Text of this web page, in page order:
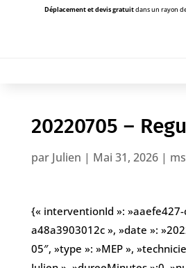
Déplacement et devis gratuitdans un rayon
20220705 –
par Julien | Mai 31, 2026|
{« interventionId »:
a48a3903012c », »date »:
05″, »type »: »MEP »,